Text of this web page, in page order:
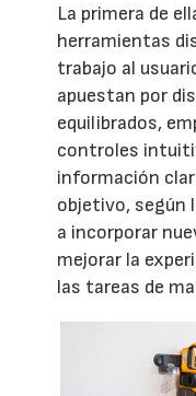
La primera de
herramientas
trabajo al
apuestan por
equilibrados,
controles
información
objetivo, según
a incorporar
mejorar la
las tareas de